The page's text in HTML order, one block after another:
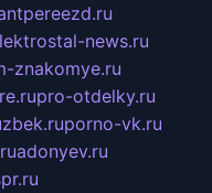
news.ru
znakomye.ru
pro-otdelky.ru
porno-vk.ru
adonyev.ru